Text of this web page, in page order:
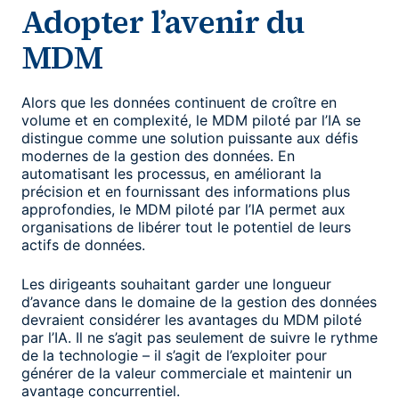
Adopter l’avenir du
MDM
Alors que les données continuent de croître en
volume et en complexité, le MDM piloté par l’IA se
distingue comme une solution puissante aux défis
modernes de la gestion des données. En
automatisant les processus, en améliorant la
précision et en fournissant des informations plus
approfondies, le MDM piloté par l’IA permet aux
organisations de libérer tout le potentiel de leurs
actifs de données.
Les dirigeants souhaitant garder une longueur
d’avance dans le domaine de la gestion des données
devraient considérer les avantages du MDM piloté
par l’IA. Il ne s’agit pas seulement de suivre le rythme
de la technologie – il s’agit de l’exploiter pour
générer de la valeur commerciale et maintenir un
avantage concurrentiel.